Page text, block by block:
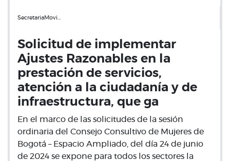
SecretariaMovi…
Solicitud de implementar
Ajustes Razonables en la
prestación de servicios,
atención a la ciudadanía y de
infraestructura, que ga
En el marco de las solicitudes de la sesión
ordinaria del Consejo Consultivo de Mujeres de
Bogotá – Espacio Ampliado, del día 24 de junio
de 2024 se expone para todos los sectores la